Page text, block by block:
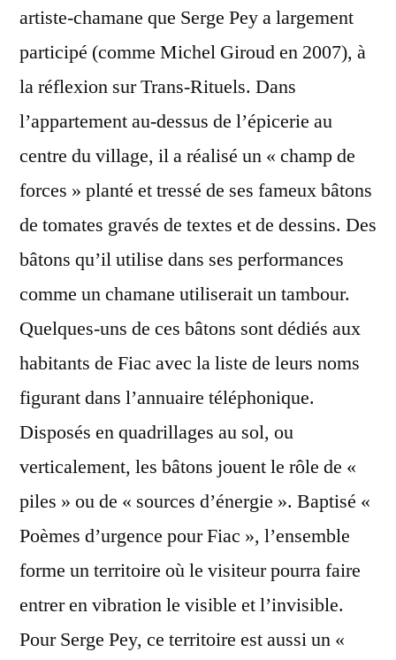
artiste-chamane que Serge Pey a largement
participé (comme Michel Giroud en 2007), à
la réflexion sur Trans-Rituels. Dans
l’appartement au-dessus de l’épicerie au
centre du village, il a réalisé un « champ de
forces » planté et tressé de ses fameux bâtons
de tomates gravés de textes et de dessins. Des
bâtons qu’il utilise dans ses performances
comme un chamane utiliserait un tambour.
Quelques-uns de ces bâtons sont dédiés aux
habitants de Fiac avec la liste de leurs noms
figurant dans l’annuaire téléphonique.
Disposés en quadrillages au sol, ou
verticalement, les bâtons jouent le rôle de «
piles » ou de « sources d’énergie ». Baptisé «
Poèmes d’urgence pour Fiac », l’ensemble
forme un territoire où le visiteur pourra faire
entrer en vibration le visible et l’invisible.
Pour Serge Pey, ce territoire est aussi un «